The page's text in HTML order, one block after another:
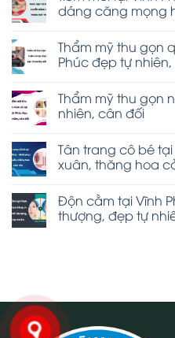
dáng căng mọng
Thẩm mỹ thu gọn
Phúc đẹp tự
Thẩm mỹ thu gọn
nhiên, cân đối
Tân trang cô bé
xuân, thăng hoa
Độn cằm tại Vĩnh
thượng, đẹp tự